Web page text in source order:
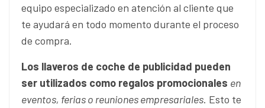
equipo especializado en atención al cliente que
te ayudará en todo momento durante el proceso
de compra.
Los llaveros de coche de publicidad pueden
ser utilizados como regalos promocionales en
eventos, ferias o reuniones empresariales. Esto te